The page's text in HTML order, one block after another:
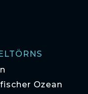
Ozean